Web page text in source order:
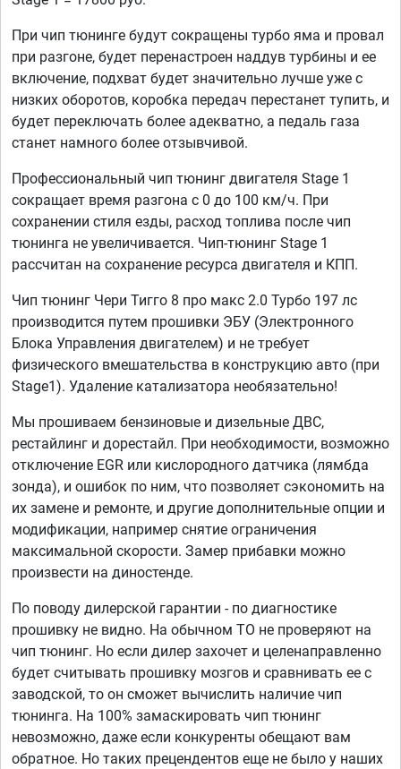
При чип тюнинге будут сокращены турбо яма и провал
при разгоне, будет перенастроен наддув турбины и ее
включение, подхват будет значительно лучше уже с
низких оборотов, коробка передач перестанет тупить, и
будет переключать более адекватно, а педаль газа
станет намного более отзывчивой.
Профессиональный чип тюнинг двигателя Stage 1
сокращает время разгона с 0 до 100 км/ч. При
сохранении стиля езды, расход топлива после чип
тюнинга не увеличивается. Чип-тюнинг Stage 1
рассчитан на сохранение ресурса двигателя и КПП.
Чип тюнинг Чери Тигго 8 про макс 2.0 Турбо 197 лс
производится путем прошивки ЭБУ (Электронного
Блока Управления двигателем) и не требует
физического вмешательства в конструкцию авто (при
Stage1). Удаление катализатора необязательно!
Мы прошиваем бензиновые и дизельные ДВС,
рестайлинг и дорестайл. При необходимости, возможно
отключение EGR или кислородного датчика (лямбда
зонда), и ошибок по ним, что позволяет сэкономить на
их замене и ремонте, и другие дополнительные опции и
модификации, например снятие ограничения
максимальной скорости. Замер прибавки можно
произвести на диностенде.
По поводу дилерской гарантии - по диагностике
прошивку не видно. На обычном ТО не проверяют на
чип тюнинг. Но если дилер захочет и целенаправленно
будет считывать прошивку мозгов и сравнивать ее с
заводской, то он сможет вычислить наличие чип
тюнинга. На 100% замаскировать чип тюнинг
невозможно, даже если конкуренты обещают вам
обратное. Но таких прецендентов еще не было у наших